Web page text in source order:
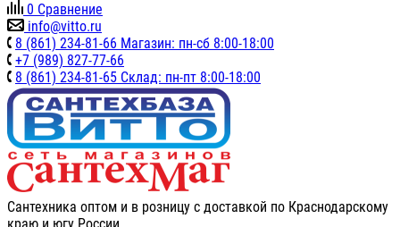
0 Сравнение
info@vitto.ru
8 (861) 234-81-66 Магазин: пн-сб 8:00-18:00
+7 (989) 827-77-66
8 (861) 234-81-65 Склад: пн-пт 8:00-18:00
Сантехника оптом и в розницу с доставкой по Краснодарскому